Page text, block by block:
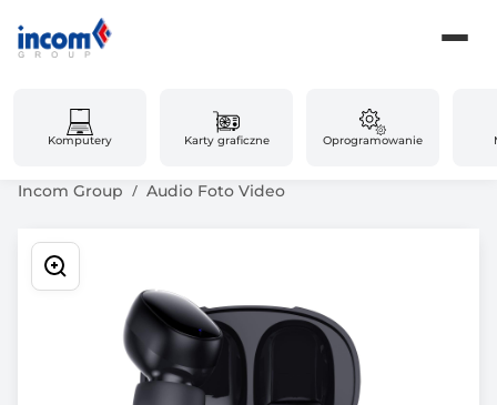
Komputery Karty graficzne Oprogramowanie
Incom Group Audio Foto Video